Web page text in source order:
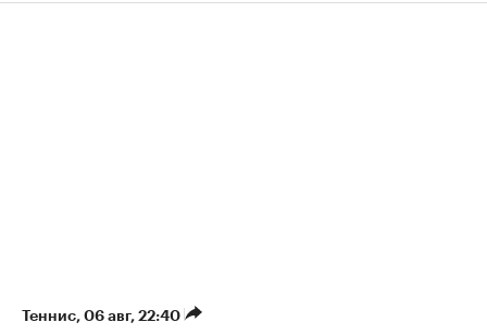
Теннис 06 авг, 22:40